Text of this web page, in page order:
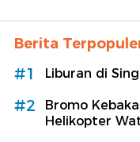
Berita
#1 Liburan di
#2
Bromo
Helikopter